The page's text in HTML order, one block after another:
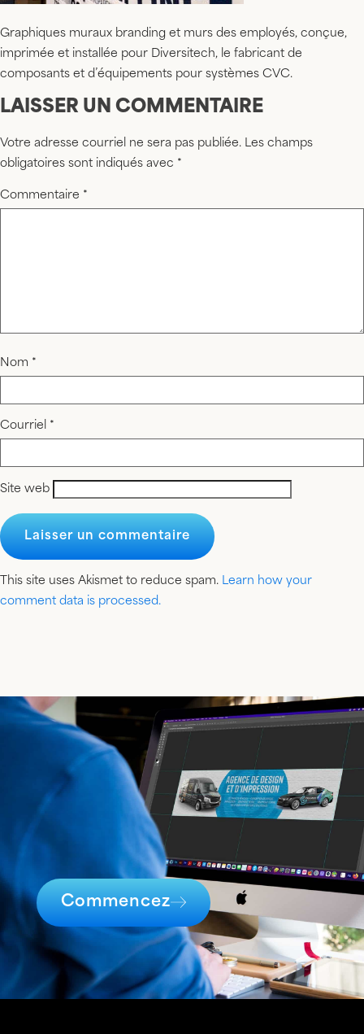
Graphiques muraux branding et murs des employés, conçue,
imprimée et installée pour Diversitech, le fabricant de
composants et d’équipements pour systèmes CVC.
LAISSER UN COMMENTAIRE
Votre adresse courriel ne sera pas publiée. Les champs
obligatoires sont indiqués avec *
Commentaire *
Nom *
Courriel *
Site web
This site uses Akismet to reduce spam. Learn how your
comment data is processed.
Commencez